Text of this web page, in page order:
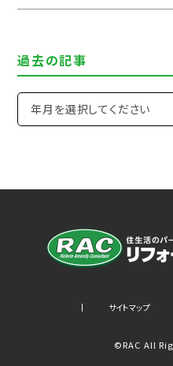
過去の記事
サイトマップ
©RAC All